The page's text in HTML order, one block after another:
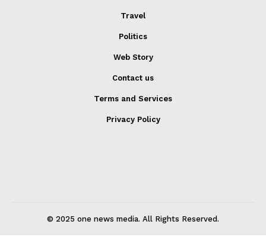
Travel
Politics
Web Story
Contact us
Terms and Services
Privacy Policy
© 2025 one news media. All Rights Reserved.